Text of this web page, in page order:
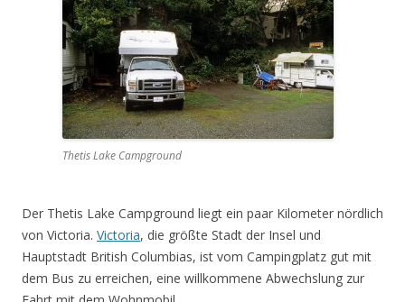
Thetis Lake Campground
Der Thetis Lake Campground liegt ein paar Kilometer nördlich
von Victoria. Victoria, die größte Stadt der Insel und
Hauptstadt British Columbias, ist vom Campingplatz gut mit
dem Bus zu erreichen, eine willkommene Abwechslung zur